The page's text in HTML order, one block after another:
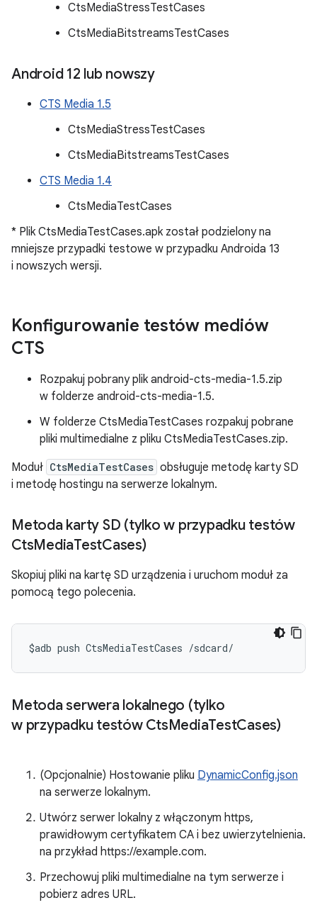
CtsMediaStressTestCases
CtsMediaBitstreamsTestCases
Android 12 lub nowszy
CTS Media 1.5
CtsMediaStressTestCases
CtsMediaBitstreamsTestCases
CTS Media 1.4
CtsMediaTestCases
* Plik CtsMediaTestCases.apk został podzielony na
mniejsze przypadki testowe w przypadku Androida 13
i nowszych wersji.
Konfigurowanie testów mediów
CTS
Rozpakuj pobrany plik android-cts-media-1.5.zip
w folderze android-cts-media-1.5.
W folderze CtsMediaTestCases rozpakuj pobrane
pliki multimedialne z pliku CtsMediaTestCases.zip.
Moduł CtsMediaTestCases obsługuje metodę karty SD
i metodę hostingu na serwerze lokalnym.
Metoda karty SD (tylko w przypadku testów
CtsMediaTestCases)
Skopiuj pliki na kartę SD urządzenia i uruchom moduł za
pomocą tego polecenia.
$adb push CtsMediaTestCases /sdcard/
Metoda serwera lokalnego (tylko
w przypadku testów CtsMediaTestCases)
(Opcjonalnie) Hostowanie pliku DynamicConfig.json
na serwerze lokalnym.
Utwórz serwer lokalny z włączonym https,
prawidłowym certyfikatem CA i bez uwierzytelnienia.
na przykład https://example.com.
Przechowuj pliki multimedialne na tym serwerze i
pobierz adres URL.